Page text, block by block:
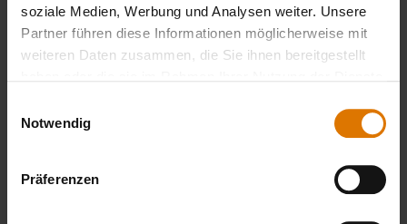
soziale Medien, Werbung und Analysen weiter. Unsere
Partner führen diese Informationen möglicherweise mit
weiteren Daten zusammen, die Sie ihnen bereitgestellt
Notwendig
Präferenzen
Sei perfekt vorbereitet
Empfohlenes Zubehör